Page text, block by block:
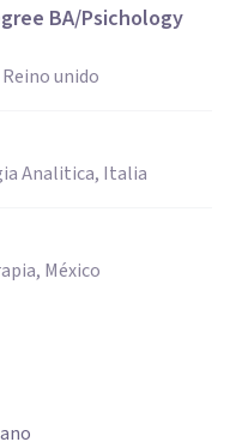
BA/Psichology
unido
Analitica, Italia
México